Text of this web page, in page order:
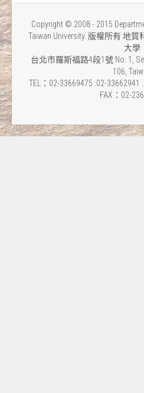
Copyright © 2008 - 2015
Taiwan University. 版權所有 地
大學
台北市羅斯福路4段1號 No. 1,
106,
TEL：02-33669475 .02-33662941
FAX：02-